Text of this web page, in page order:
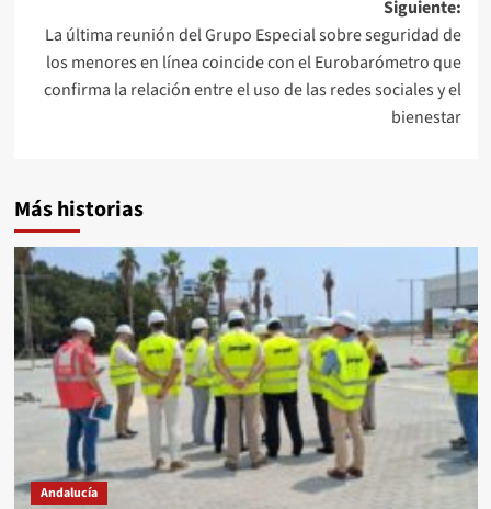
Siguiente:
La última reunión del Grupo Especial sobre seguridad de
los menores en línea coincide con el Eurobarómetro que
confirma la relación entre el uso de las redes sociales y el
bienestar
Más historias
Andalucía